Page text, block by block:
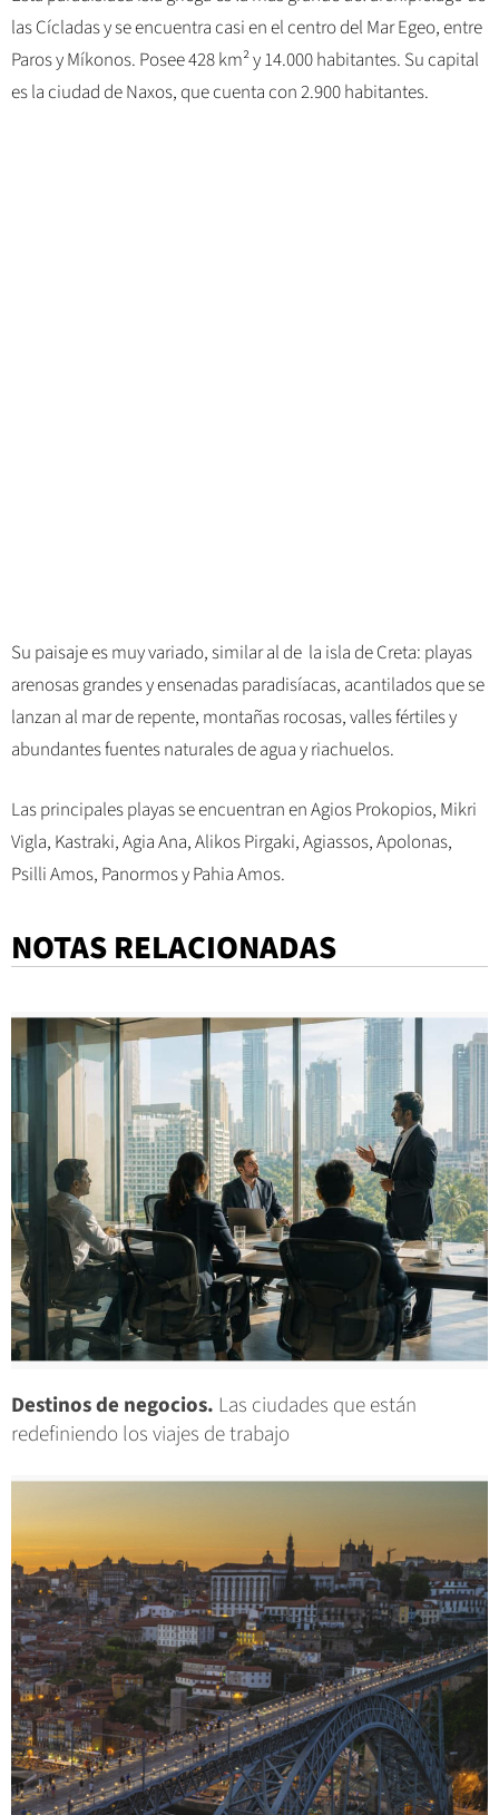
las Cícladas y se encuentra casi en el centro del Mar Egeo, entre
Paros y Míkonos. Posee 428 km² y 14.000 habitantes. Su capital
es la ciudad de Naxos, que cuenta con 2.900 habitantes.
Su paisaje es muy variado, similar al de la isla de Creta: playas
arenosas grandes y ensenadas paradisíacas, acantilados que se
lanzan al mar de repente, montañas rocosas, valles fértiles y
abundantes fuentes naturales de agua y riachuelos.
Las principales playas se encuentran en Agios Prokopios, Mikri
Vigla, Kastraki, Agia Ana, Alikos Pirgaki, Agiassos, Apolonas,
Psilli Amos, Panormos y Pahia Amos.
NOTAS RELACIONADAS
Destinos de negocios. Las ciudades que están
redefiniendo los viajes de trabajo